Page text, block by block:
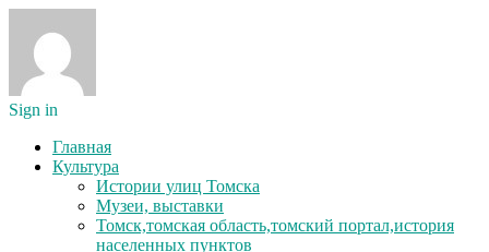
Sign in
Главная
Культура
Истории улиц Томска
Музеи, выставки
Томск,томская область,томский портал,история
населенных пунктов